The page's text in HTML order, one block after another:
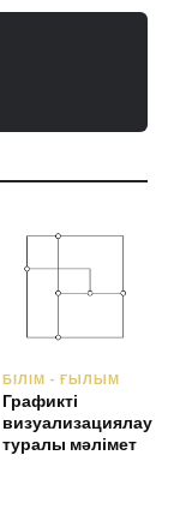
БІЛІМ - ҒЫЛЫМ
Графикті
визуализациялау
туралы мәлімет